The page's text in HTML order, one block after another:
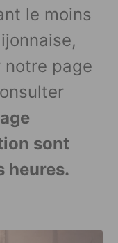
le moins
notre page
sont
heures.